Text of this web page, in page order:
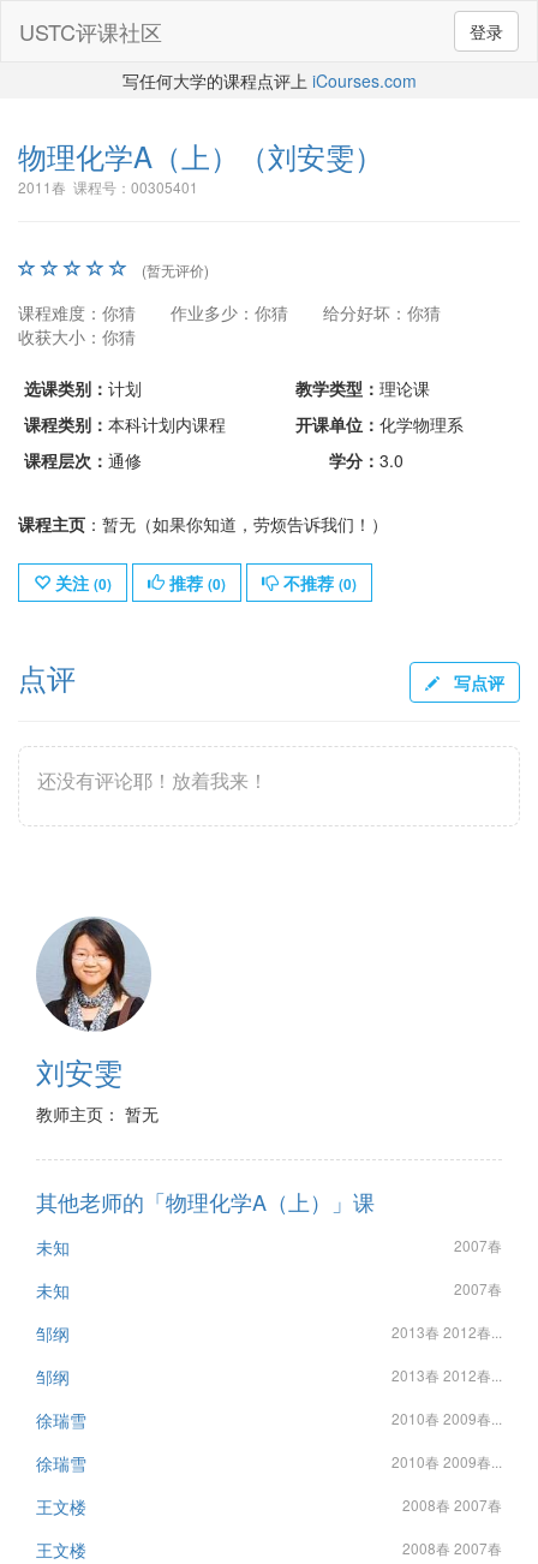
登录
USTC评课社区
写任何大学的课程点评上 iCourses.com
物理化学A（上） （刘安雯）
2011春 课程号：00305401
(暂无评价)
课程难度：你猜 作业多少：你猜
给分好坏：你猜
收获大小：你猜
选课类别： 计划 教学类型： 理论课
课程类别： 本科计划内课程 开课单位： 化学物理系
课程层次： 通修 学分： 3.0
课程主页 ：暂无（如果你知道，劳烦告诉我们！）
关注 (0) 推荐 (0) 不推荐 (0)
点评 写点评
还没有评论耶！放着我来！
刘安雯
教师主页： 暂无
其他老师的「物理化学A（上）」课
未知 2007春
未知 2007春
邹纲 2013春 2012春...
邹纲 2013春 2012春...
徐瑞雪 2010春 2009春...
徐瑞雪 2010春 2009春...
王文楼 2008春 2007春
王文楼 2008春 2007春